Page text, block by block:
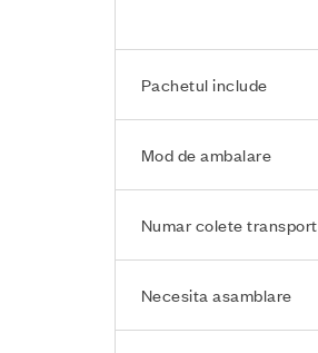
Pachetul include
Mod de ambalare
Numar colete transport
Necesita asamblare